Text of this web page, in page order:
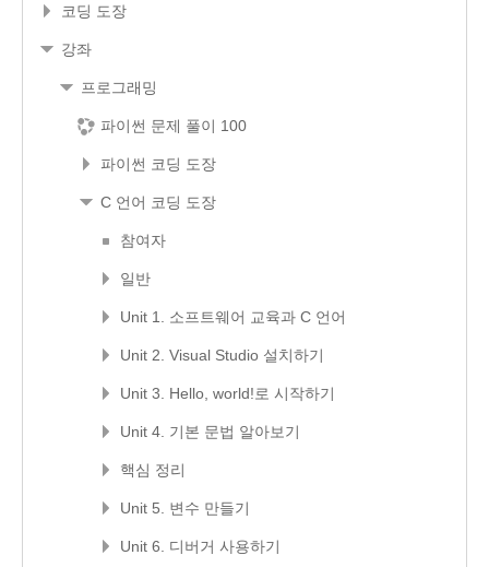
코딩 도장
강좌
프로그래밍
파이썬 문제 풀이 100
파이썬 코딩 도장
C 언어 코딩 도장
참여자
일반
Unit 1. 소프트웨어 교육과 C 언어
Unit 2. Visual Studio 설치하기
Unit 3. Hello, world!로 시작하기
Unit 4. 기본 문법 알아보기
핵심 정리
Unit 5. 변수 만들기
Unit 6. 디버거 사용하기